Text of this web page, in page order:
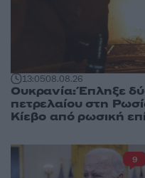
13:0508.08.26
Ουκρανία: Έπληξε
πετρελαίου στη
Κίεβο από ρωσική
9